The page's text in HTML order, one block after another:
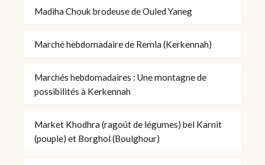
Madiha Chouk brodeuse de Ouled Yaneg
Marché hebdomadaire de Remla (Kerkennah)
Marchés hebdomadaires : Une montagne de
possibilités à Kerkennah
Market Khodhra (ragoût de légumes) bel Karnit
(pouple) et Borghol (Boulghour)